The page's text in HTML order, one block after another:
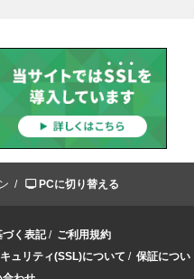
/ PCに切り替える
づく表記/ ご利用規約
ュリティ(SSL)について / 保証につい